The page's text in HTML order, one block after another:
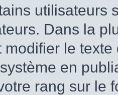
utilisateurs
Dans la
modifier le
en
rang sur le